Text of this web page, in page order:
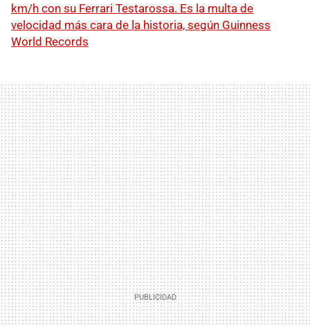
km/h con su Ferrari Testarossa. Es la multa de
velocidad más cara de la historia, según Guinness
World Records